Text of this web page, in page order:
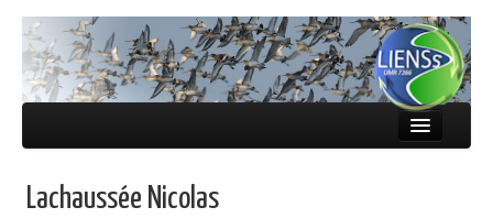
Équipes
Lachaussée Nicolas